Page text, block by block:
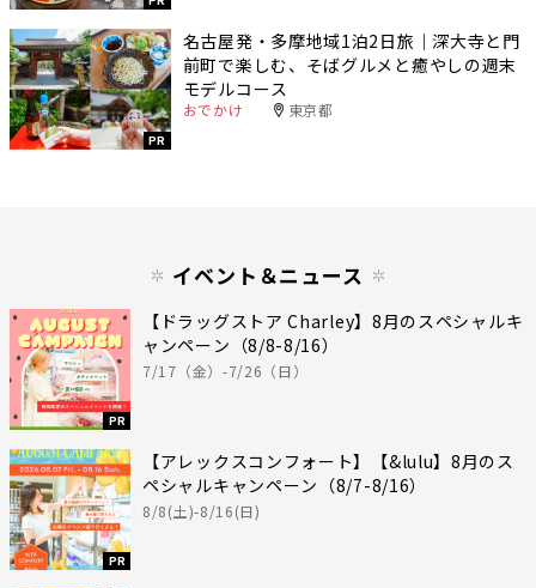
PR
名古屋発・多摩地域1泊2日旅｜深大寺と門
前町で楽しむ、そばグルメと癒やしの週末
モデルコース
おでかけ 東京都
イベント＆ニュース
PR
【ドラッグストア Charley】8月のスペシャルキ
ャンペーン（8/8-8/16）
7/17（金）-7/26（日）
PR
【アレックスコンフォート】【&lulu】8月のス
ペシャルキャンペーン（8/7-8/16）
8/8(土)-8/16(日)